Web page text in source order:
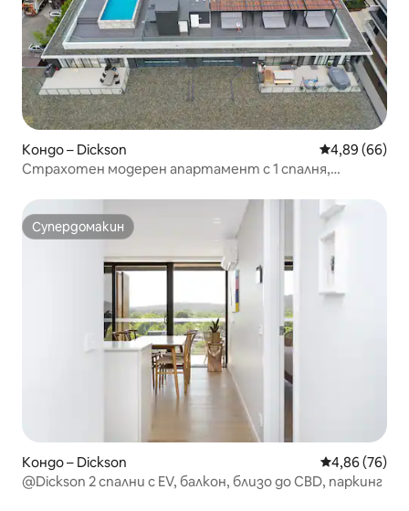
Кондо – Dickson Средна
4,89 (66)
Страхотен модерен апартамент с 1 спалня,
Супердомакин
Супердомакин
Кондо – Dickson Средна
4,86 (76)
@Dickson 2 спални с EV, балкон, близо до CBD, паркинг